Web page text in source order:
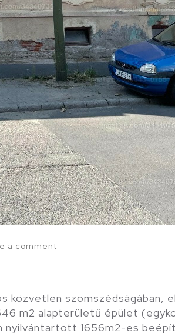
a comment
közvetlen szomszédságában,
m2 alapterületű épület
nyilvántartott 1656m2-es